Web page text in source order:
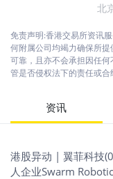
北
免责声明:香港交易所资讯
何附属公司均竭力确保所
可靠，且亦不会承担因任
管是否侵权法下的责任或合
资讯
港股异动 | 翼菲科技
人企业Swarm